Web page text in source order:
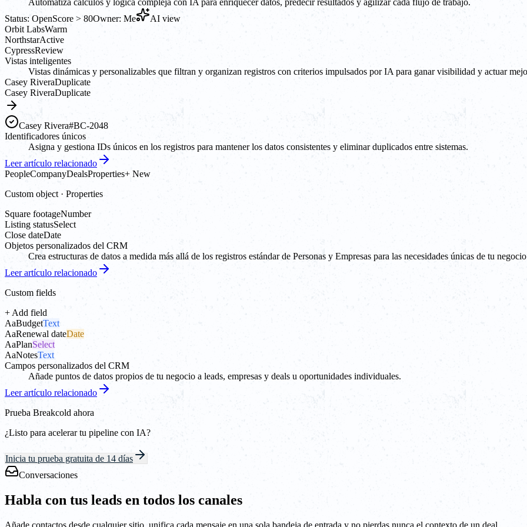
Automatiza cálculos y lógica compleja con IA para enriquecer datos, predecir resultados y agilizar cada flujo de trabajo.
Status: OpenScore > 80Owner: Me
AI view
Orbit LabsWarm
NorthstarActive
CypressReview
Vistas inteligentes
Vistas dinámicas y personalizables que filtran y organizan registros con criterios impulsados por IA para ganar visibilidad y actuar
Casey RiveraDuplicate
Casey RiveraDuplicate
Casey Rivera#BC-2048
Identificadores únicos
Asigna y gestiona IDs únicos en los registros para mantener los datos consistentes y eliminar duplicados entre sistemas.
Leer artículo relacionado
PeopleCompanyDealsProperties+ New
Custom object · Properties
Square footageNumber
Listing statusSelect
Close dateDate
Objetos personalizados del CRM
Crea estructuras de datos a medida más allá de los registros estándar de Personas y Empresas para las necesidades únicas de tu
Leer artículo relacionado
Custom fields
+ Add field
AaBudgetText
AaRenewal dateDate
AaPlanSelect
AaNotesText
Campos personalizados del CRM
Añade puntos de datos propios de tu negocio a leads, empresas y deals u oportunidades individuales.
Leer artículo relacionado
Prueba Breakcold ahora
¿Listo para acelerar tu pipeline con IA?
Inicia tu prueba gratuita de 14 días
Conversaciones
Habla con tus leads en todos los canales